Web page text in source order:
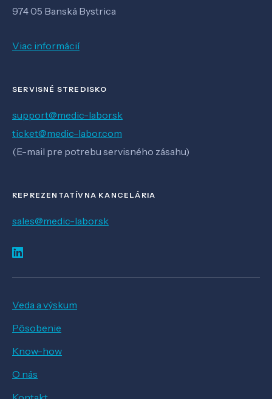
974 05 Banská Bystrica
Viac informácií
SERVISNÉ STREDISKO
support@medic-labor.sk
ticket@medic-labor.com
(E-mail pre potrebu servisného zásahu)
REPREZENTATÍVNA KANCELÁRIA
sales@medic-labor.sk
Veda a výskum
Pôsobenie
Know-how
O nás